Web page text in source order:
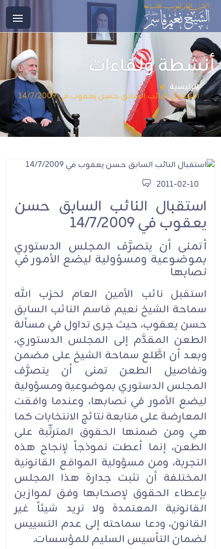
أنشطة ولقاءات
الرئيسية
استقبال النائب السابق حسن يعقوب في 14/7/2009
2011-02-10
استقبال النائب السابق حسن
يعقوب في 14/7/2009
أتمنى أن يتصرَّف المجلس الدستوري
بموضوعية ومسؤولية ليضع الأمور في
نصابها
استقبل نائب الأمين العام لحزب الله
سماحة الشيخ نعيم قاسم النائب السابق
حسن يعقوب، حيث جرى تداول في مسألة
الطعن المقدَّم إلى المجلس الدستوري،
وبعد أن اطَّلع سماحة الشيخ على مضمن
وتفاصيل الطعن تمنى أن يتصرَّف
المجلس الدستوري بموضوعية ومسؤولية
ليضع الأمور في نصابها، وعندما وافقت
المعارضة على متابعة نتائج الانتخابات كما
هي ومن ضمنها الحقوق المترتِّبة على
الطعن، إنما أعطت نموذجاً لإنجاح هذه
التجربة، ومن مسؤولية المواقع القانونية
المختلفة أن تثبت جدارة هذا المجلس
بإعطاء الحقوق لإصحابها وفق لموازين
القانونية المعتمدة ولا نريد شيئاً غير
القانون، ودعا سماحته إلى عدم التسييس
لضمان التأسيس السليم للمؤسسات.